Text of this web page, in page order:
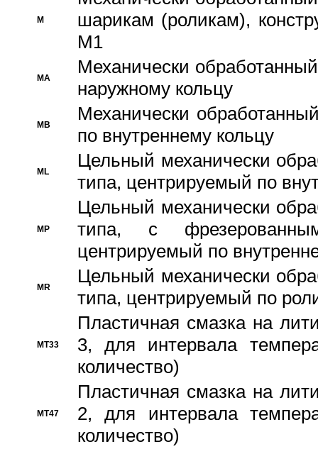
M
шарикам (роликам),
M1
MA
Механически
наружному кольцу
MB
Механически
по внутреннему кольцу
ML
Цельный механически
типа, центрируемый по
MP
Цельный механически
типа, с
центрируемый по
MR
Цельный механически
типа, центрируемый по
MT33
Пластичная смазка на
3, для интервала
количество)
MT47
Пластичная смазка на
2, для интервала
количество)